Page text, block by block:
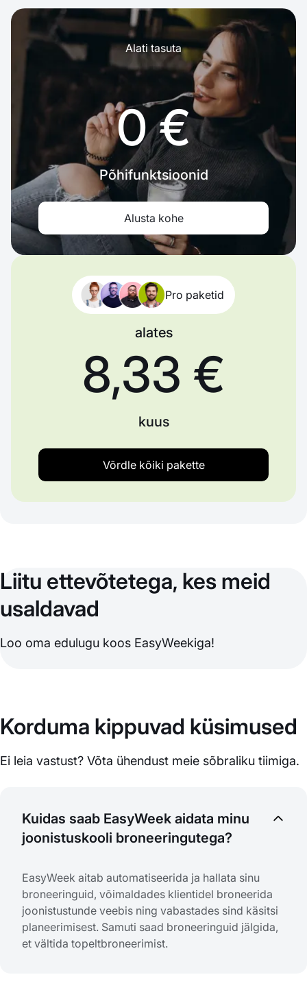
Alati tasuta
0 €
Põhifunktsioonid
Alusta kohe
Pro paketid
alates
8,33 €
kuus
Võrdle kõiki pakette
Liitu ettevõtetega, kes meid
usaldavad
Loo oma edulugu koos EasyWeekiga!
Korduma kippuvad küsimused
Ei leia vastust? Võta ühendust meie sõbraliku tiimiga.
Kuidas saab EasyWeek aidata minu
joonistuskooli broneeringutega?
EasyWeek aitab automatiseerida ja hallata sinu
broneeringuid, võimaldades klientidel broneerida
joonistustunde veebis ning vabastades sind käsitsi
planeerimisest. Samuti saad broneeringuid jälgida,
et vältida topeltbroneerimist.